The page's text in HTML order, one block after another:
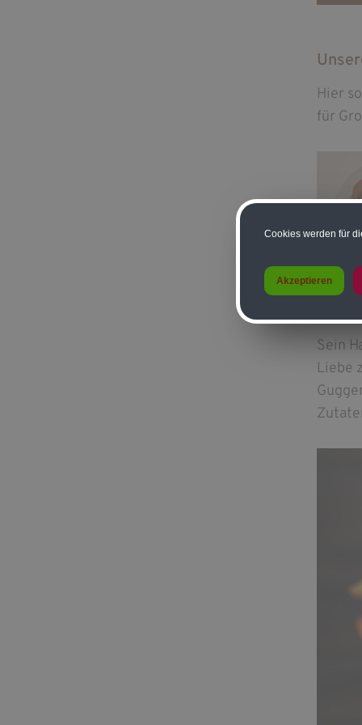
Hier
für
Sein
Liebe
Cookies werden für
Akzeptieren